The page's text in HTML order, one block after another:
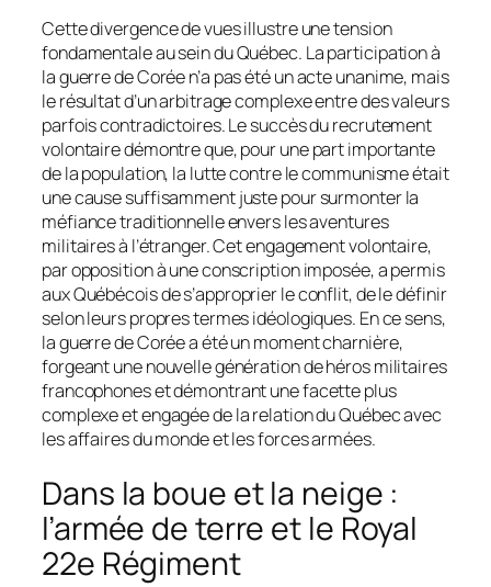
Cette divergence de vues illustre une tension
fondamentale au sein du Québec. La participation à
la guerre de Corée n’a pas été un acte unanime, mais
le résultat d’un arbitrage complexe entre des valeurs
parfois contradictoires. Le succès du recrutement
volontaire démontre que, pour une part importante
de la population, la lutte contre le communisme était
une cause suffisamment juste pour surmonter la
méfiance traditionnelle envers les aventures
militaires à l’étranger. Cet engagement volontaire,
par opposition à une conscription imposée, a permis
aux Québécois de s’approprier le conflit, de le définir
selon leurs propres termes idéologiques. En ce sens,
la guerre de Corée a été un moment charnière,
forgeant une nouvelle génération de héros militaires
francophones et démontrant une facette plus
complexe et engagée de la relation du Québec avec
les affaires du monde et les forces armées.
Dans la boue et la neige :
l’armée de terre et le Royal
22e Régiment